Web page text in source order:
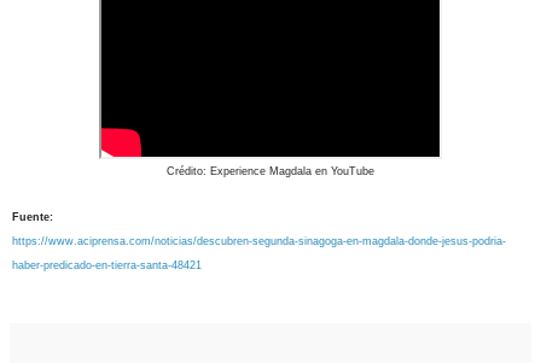
Crédito: Experience Magdala en YouTube
Fuente:
https://www.aciprensa.com/noticias/descubren-segunda-sinagoga-en-magdala-donde-jesus-podria-
haber-predicado-en-tierra-santa-48421